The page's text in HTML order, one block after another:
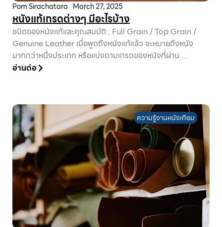
Pom Sirachatara March 27, 2025
หนังแท้เกรดต่างๆ มีอะไรบ้าง
ชนิดของหนังแท้และคุณสมบัติ : Full Grain / Top Grain /
Genuine Leather เมื่อพูดถึงหนังแท้แล้ว จะหมายถึงหนัง
มากกว่าหนึ่งประเภท หรือแบ่งตามเกรดของหนังที่ผ่าน
กระบวนการฟอกย้อม ก่อนจะนำไปผลิตเป็นเครื่องหนังต่อไป
ของหนังแท้แต่ละชนิด เรามาดูภาพว่า หนังแต่ละเกรดนั้น ได้มา
จากหนังสัตว์ในส่วนไหนกันบ้าง...
อ่านต่อ
ความรู้งานหนังเทียม